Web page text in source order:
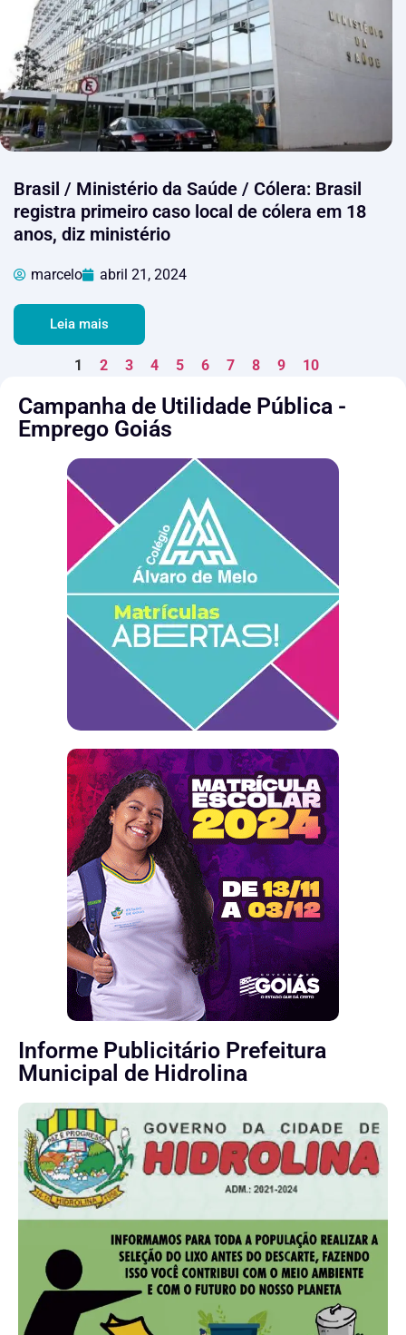
Brasil / Ministério da Saúde / Cólera: Brasil
registra primeiro caso local de cólera em 18
anos, diz ministério
marcelo abril 21, 2024
Leia mais
1 2 3 4 5 6 7 8 9 10
Campanha de Utilidade Pública -
Emprego Goiás
Informe Publicitário Prefeitura
Municipal de Hidrolina